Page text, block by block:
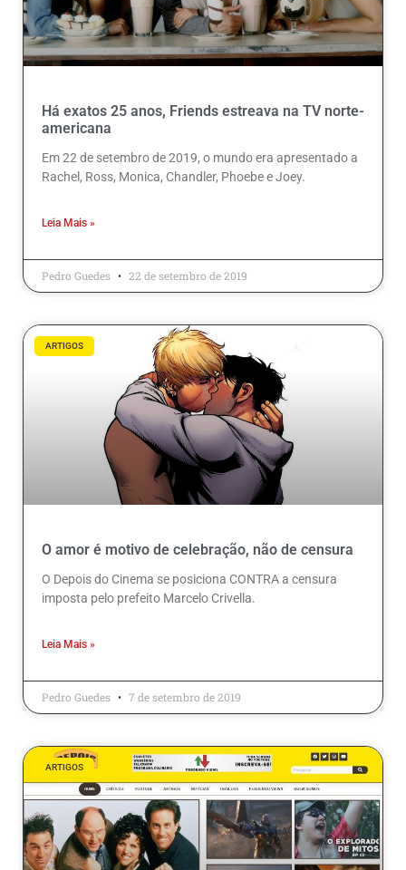
Há exatos 25 anos, Friends estreava na TV norte-
americana
Em 22 de setembro de 2019, o mundo era apresentado a
Rachel, Ross, Monica, Chandler, Phoebe e Joey.
Leia Mais »
Pedro Guedes 22 de setembro de 2019
ARTIGOS
O amor é motivo de celebração, não de censura
O Depois do Cinema se posiciona CONTRA a censura
imposta pelo prefeito Marcelo Crivella.
Leia Mais »
Pedro Guedes 7 de setembro de 2019
ARTIGOS